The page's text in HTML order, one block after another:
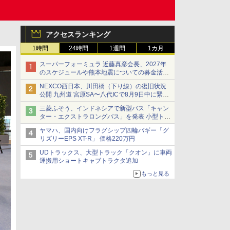
アクセスランキング
1時間 24時間 1週間 1カ月
スーパーフォーミュラ 近藤真彦会長、2027年
のスケジュールや熊本地震についての募金活動
を紹介
NEXCO西日本、川田橋（下り線）の復旧状況
公開 九州道 宮原SA〜八代ICで8月9日中に緊急
車両を通行可能に
三菱ふそう、インドネシアで新型バス「キャン
ター・エクストラロングバス」を発表 小型トラ
ックベースの観光・旅客輸送向けバス
ヤマハ、国内向けフラグシップ四輪バギー「グ
リズリーEPS XT-R」 価格220万円
UDトラックス、大型トラック「クオン」に車両
運搬用ショートキャブトラクタ追加
もっと見る